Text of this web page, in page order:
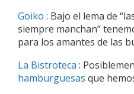
Goiko : Bajo el lema de
siempre manchan”
para los amantes de las
La Bistroteca :
hamburguesas que